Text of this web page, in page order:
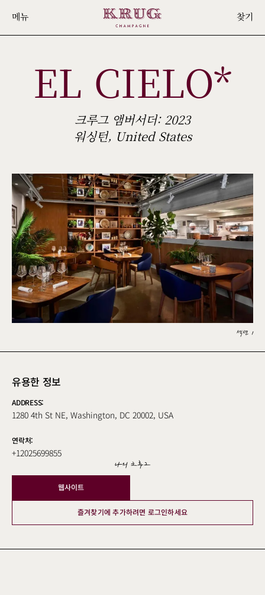
main
content
메뉴 찾기
EL CIELO*
크루그 앰버서더: 2023
워싱턴, United States
섹션 1
유용한 정보
ADDRESS:
1280 4th St NE, Washington, DC 20002, USA
연락처:
+12025699855 나의 크루그
웹사이트
즐겨찾기에 추가하려면 로그인하세요